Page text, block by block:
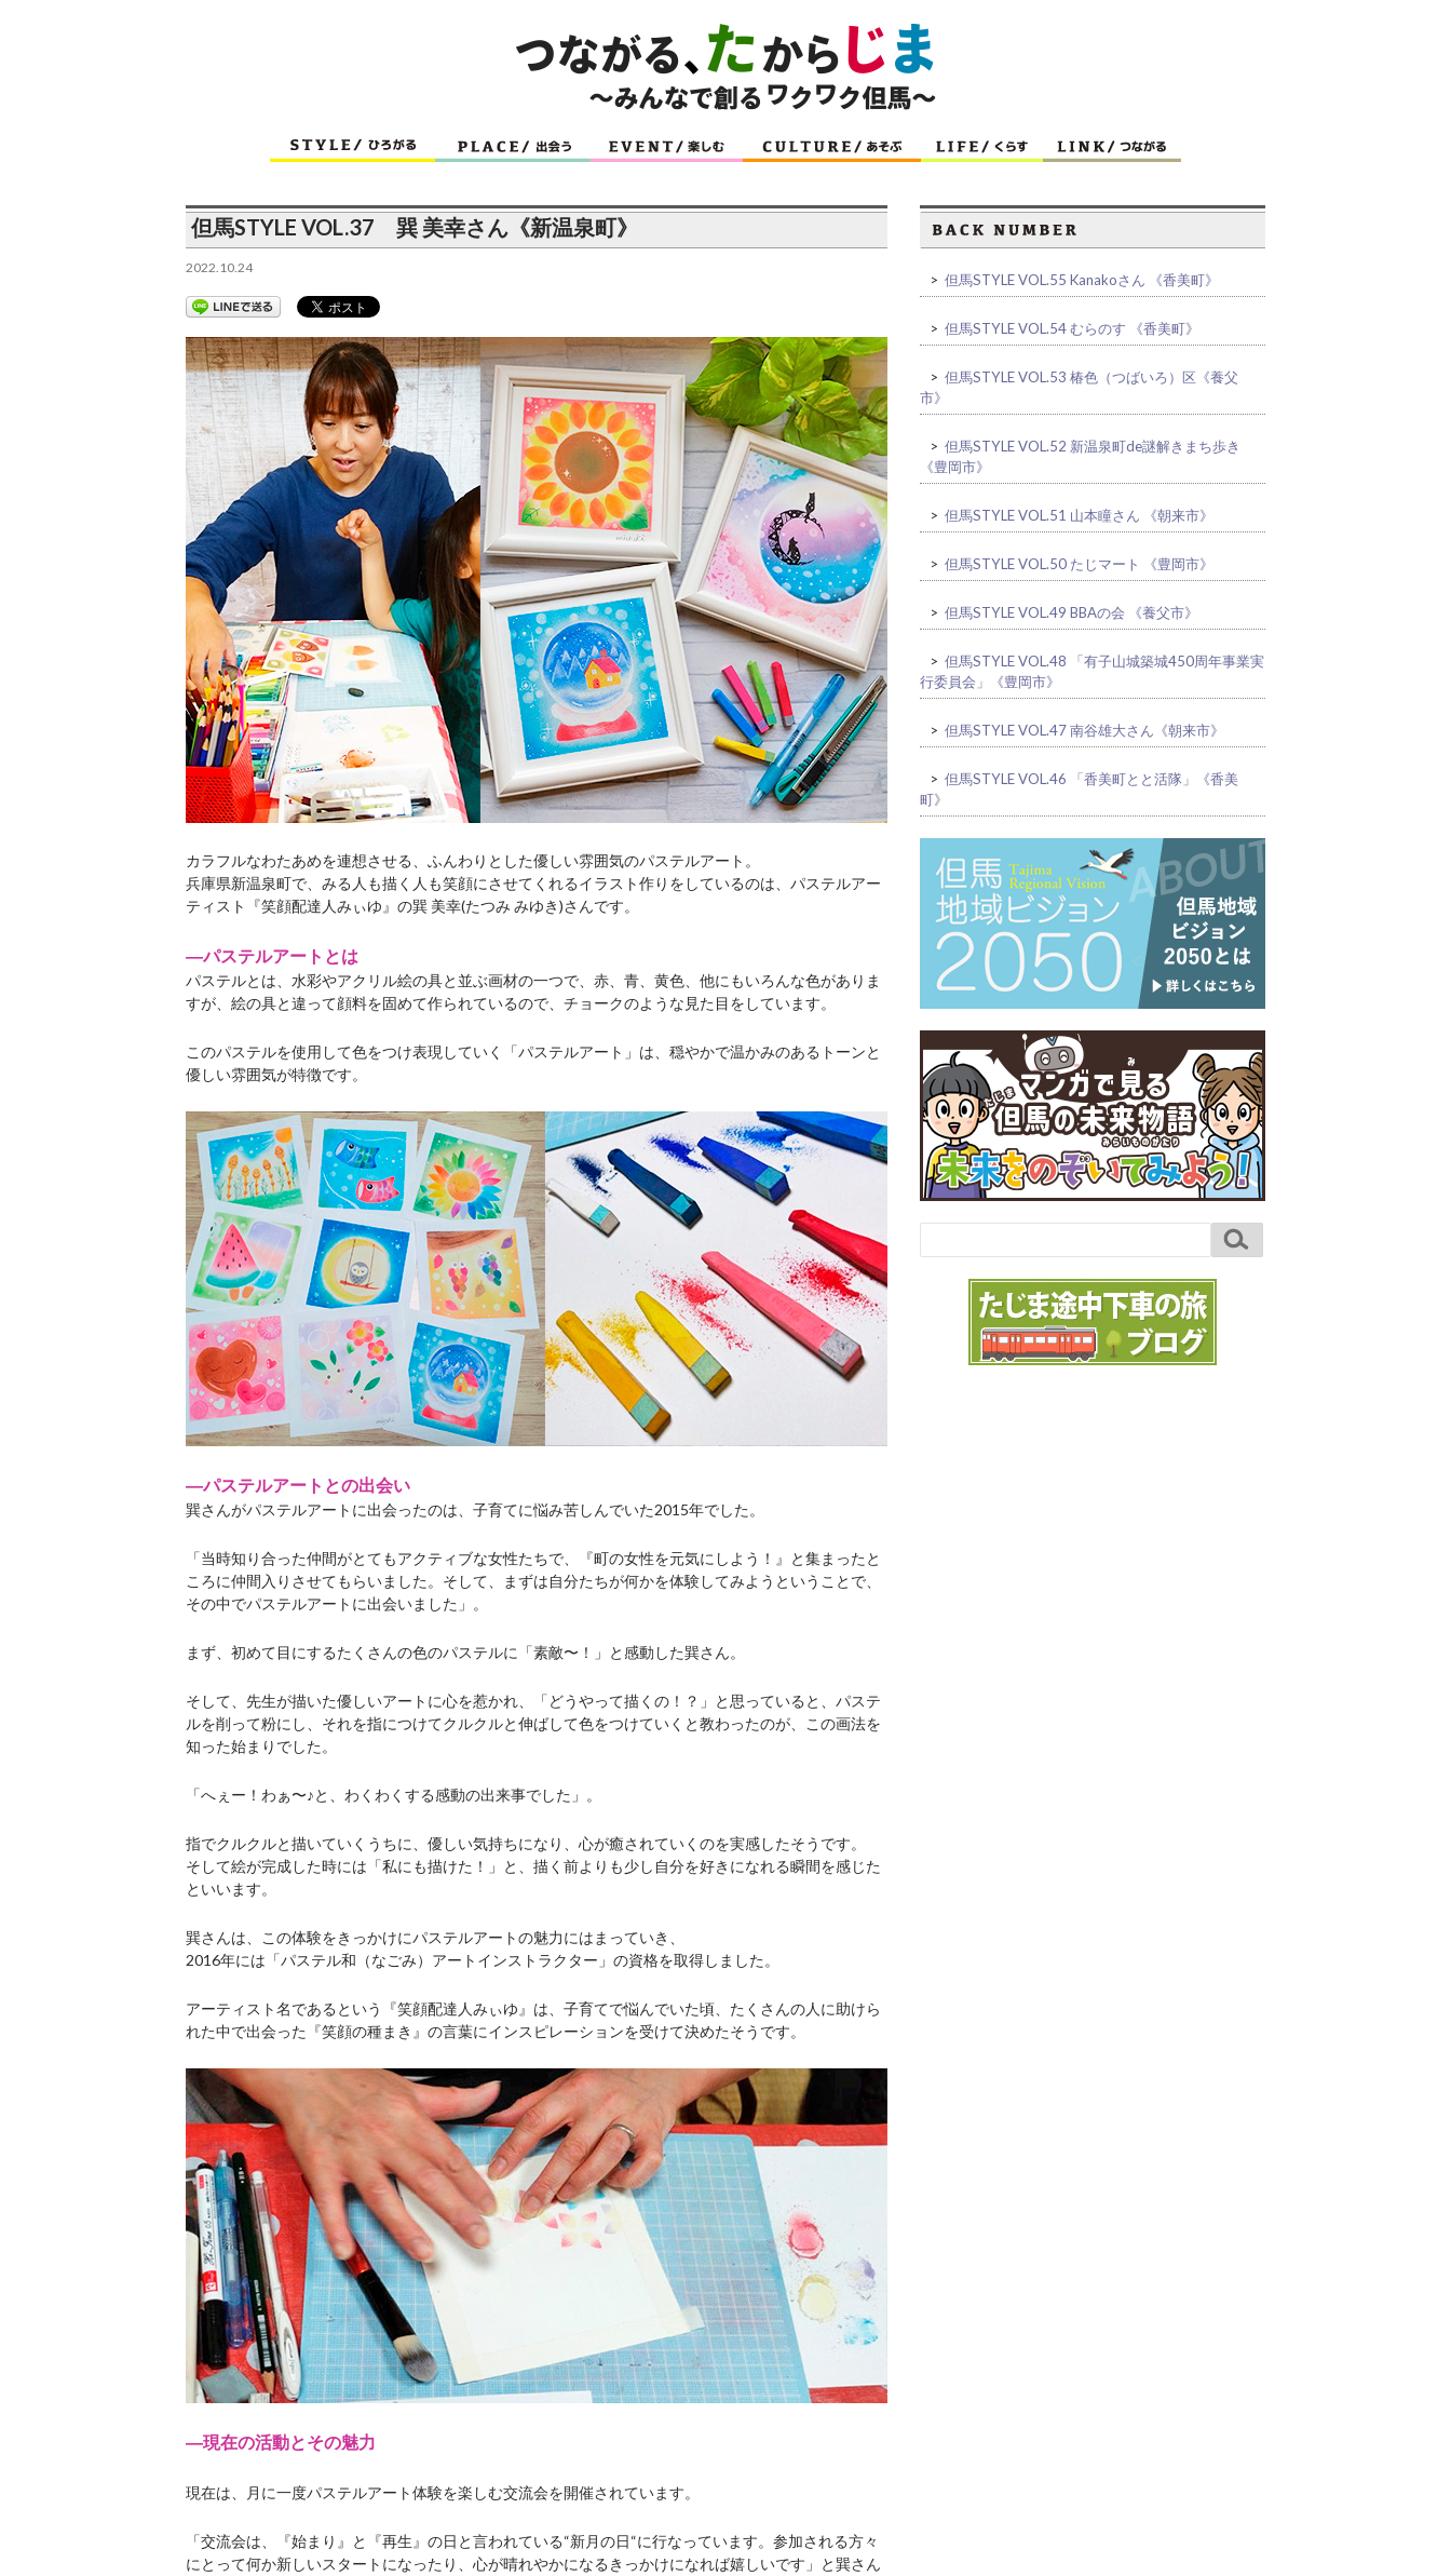
但馬STYLE VOL.37 巽 美幸さん《新温泉町》
2022.10.24
カラフルなわたあめを連想させる、ふんわりとした優しい雰囲気のパステルアート。
兵庫県新温泉町で、みる人も描く人も笑顔にさせてくれるイラスト作りをしているのは、パステルアー
ティスト『笑顔配達人みぃゆ』の巽 美幸(たつみ みゆき)さんです。
―パステルアートとは
パステルとは、水彩やアクリル絵の具と並ぶ画材の一つで、赤、青、黄色、他にもいろんな色がありま
すが、絵の具と違って顔料を固めて作られているので、チョークのような見た目をしています。
このパステルを使用して色をつけ表現していく「パステルアート」は、穏やかで温かみのあるトーンと
優しい雰囲気が特徴です。
―パステルアートとの出会い
巽さんがパステルアートに出会ったのは、子育てに悩み苦しんでいた2015年でした。
「当時知り合った仲間がとてもアクティブな女性たちで、『町の女性を元気にしよう！』と集まったと
ころに仲間入りさせてもらいました。そして、まずは自分たちが何かを体験してみようということで、
その中でパステルアートに出会いました」。
まず、初めて目にするたくさんの色のパステルに「素敵〜！」と感動した巽さん。
そして、先生が描いた優しいアートに心を惹かれ、「どうやって描くの！？」と思っていると、パステ
ルを削って粉にし、それを指につけてクルクルと伸ばして色をつけていくと教わったのが、この画法を
知った始まりでした。
「へぇー！わぁ〜♪と、わくわくする感動の出来事でした」。
指でクルクルと描いていくうちに、優しい気持ちになり、心が癒されていくのを実感したそうです。
そして絵が完成した時には「私にも描けた！」と、描く前よりも少し自分を好きになれる瞬間を感じた
といいます。
巽さんは、この体験をきっかけにパステルアートの魅力にはまっていき、
2016年には「パステル和（なごみ）アートインストラクター」の資格を取得しました。
アーティスト名であるという『笑顔配達人みぃゆ』は、子育てで悩んでいた頃、たくさんの人に助けら
れた中で出会った『笑顔の種まき』の言葉にインスピレーションを受けて決めたそうです。
―現在の活動とその魅力
現在は、月に一度パステルアート体験を楽しむ交流会を開催されています。
「交流会は、『始まり』と『再生』の日と言われている“新月の日“に行なっています。参加される方々
にとって何か新しいスタートになったり、心が晴れやかになるきっかけになれば嬉しいです」と巽さん
> 但馬STYLE VOL.55 Kanakoさん 《香美町》
> 但馬STYLE VOL.54 むらのす 《香美町》
> 但馬STYLE VOL.53 椿色（つばいろ）区《養父
市》
> 但馬STYLE VOL.52 新温泉町de謎解きまち歩き
《豊岡市》
> 但馬STYLE VOL.51 山本瞳さん 《朝来市》
> 但馬STYLE VOL.50 たじマート 《豊岡市》
> 但馬STYLE VOL.49 BBAの会 《養父市》
> 但馬STYLE VOL.48 「有子山城築城450周年事業実
行委員会」《豊岡市》
> 但馬STYLE VOL.47 南谷雄大さん《朝来市》
> 但馬STYLE VOL.46 「香美町とと活隊」《香美
町》